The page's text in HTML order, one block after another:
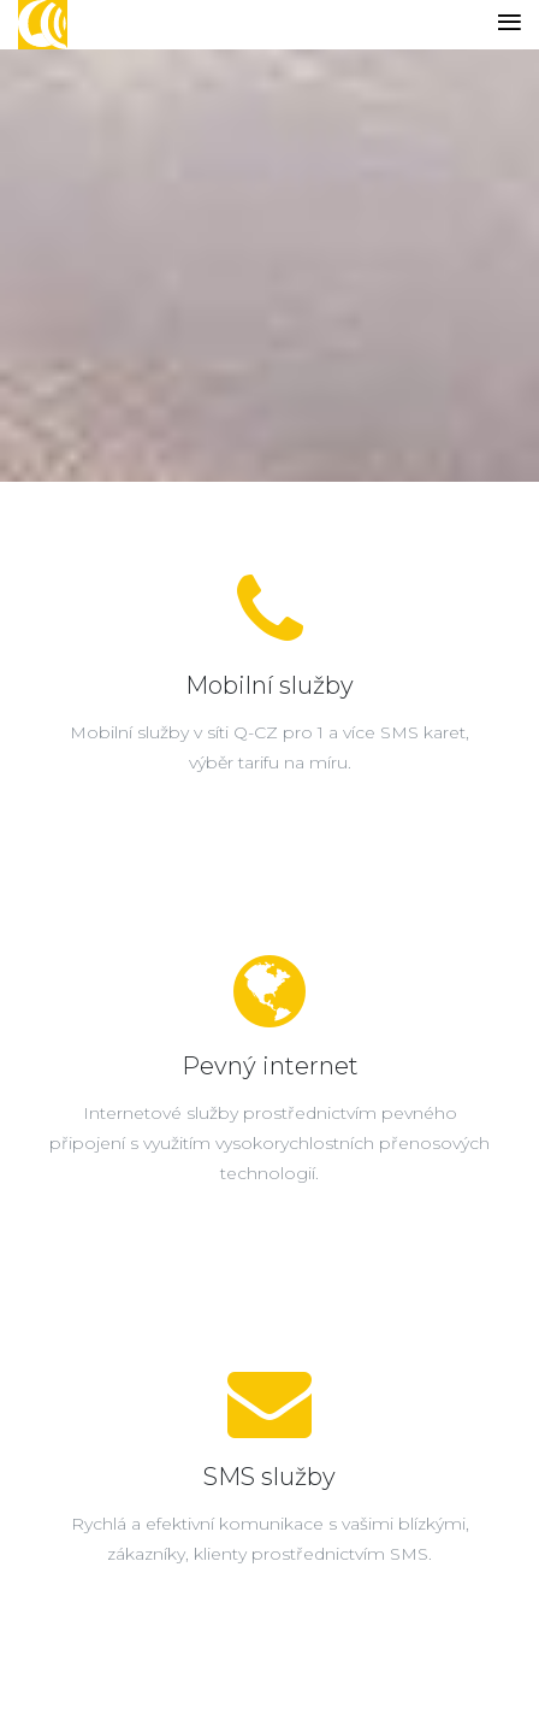
Mobilní služby
Mobilní služby v síti Q-CZ pro 1 a více SMS karet,
výběr tarifu na míru.
Pevný internet
Internetové služby prostřednictvím pevného
připojení s využitím vysokorychlostních přenosových
technologií.
SMS služby
Rychlá a efektivní komunikace s vašimi blízkými,
zákazníky, klienty prostřednictvím SMS.